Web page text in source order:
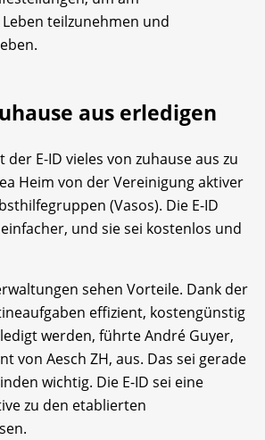
teilzunehmen und
aus erledigen
E-ID vieles von zuhause aus zu
Heim von der Vereinigung aktiver
(Vasos). Die E-ID
und sie sei kostenlos und
sehen Vorteile. Dank der
effizient, kostengünstig
werden, führte André Guyer,
von Aesch ZH, aus. Das sei gerade
wichtig. Die E-ID sei eine
zu den etablierten